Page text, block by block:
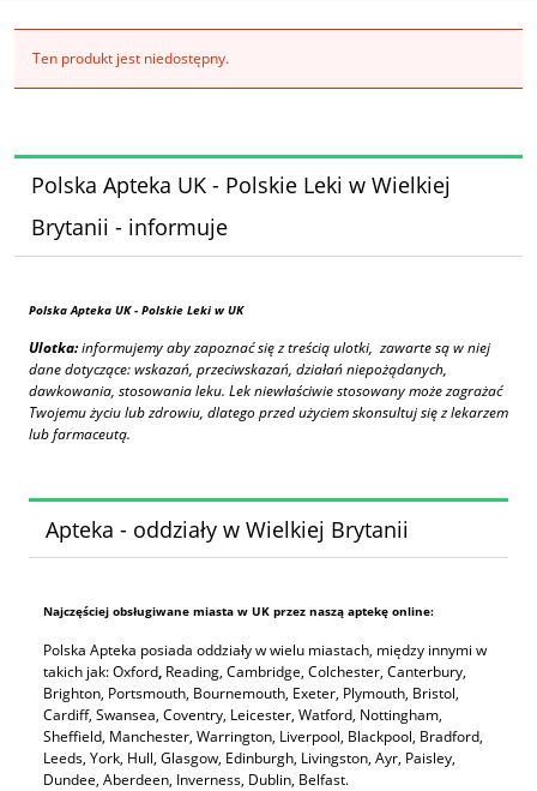
Ten produkt jest niedostępny.
Polska Apteka UK - Polskie Leki w Wielkiej
Brytanii - informuje
Polska Apteka UK- Polskie Leki w UK
Ulotka:informujemy aby zapoznać się z treścią ulotki, zawarte są w niej
dane dotyczące: wskazań, przeciwskazań, działań niepożądanych,
dawkowania, stosowania leku. Lek niewłaściwie stosowany może zagrażać
Twojemu życiu lub zdrowiu, dlatego przed użyciem skonsultuj się z lekarzem
lub farmaceutą.
Apteka - oddziały w Wielkiej Brytanii
Najczęściej obsługiwane miasta w UK przez naszą aptekę online:
Polska Apteka posiada oddziały w wielu miastach, między innymi w
takich jak: Oxford, Reading, Cambridge, Colchester, Canterbury,
Brighton, Portsmouth, Bournemouth, Exeter, Plymouth, Bristol,
Cardiff, Swansea, Coventry, Leicester, Watford, Nottingham,
Sheffield, Manchester, Warrington, Liverpool, Blackpool, Bradford,
Leeds, York, Hull, Glasgow, Edinburgh, Livingston, Ayr, Paisley,
Dundee, Aberdeen, Inverness, Dublin, Belfast.